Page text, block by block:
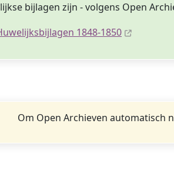
bijlagen zijn - volgens Open
1848-1850
Om Open Archieven automatisch